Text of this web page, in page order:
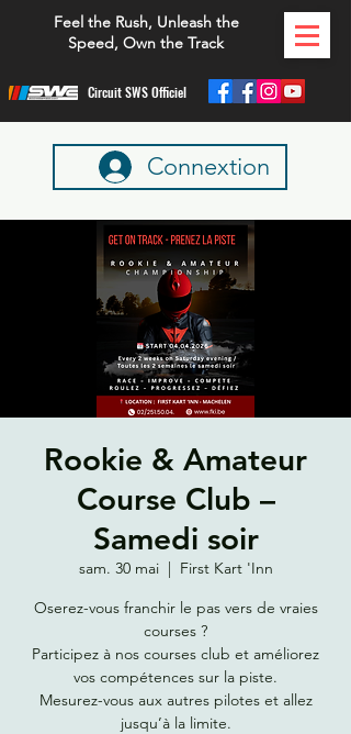
Feel the Rush, Unleash the
Speed, Own the Track
Circuit SWS Officiel
Connextion
Rookie & Amateur
Course Club –
Samedi soir
sam. 30 mai
  |
First Kart 'Inn
Oserez-vous franchir le pas vers de vraies
courses ?
Participez à nos courses club et améliorez
vos compétences sur la piste.
Mesurez-vous aux autres pilotes et allez
jusqu’à la limite.